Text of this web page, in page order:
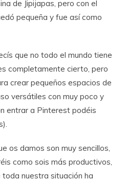
de Jipijapas, pero con el
pequeña y fue así como
que no todo el mundo tiene
completamente cierto, pero
crear pequeños espacios de
versátiles con muy poco y
entrar a Pinterest podéis
os damos son muy sencillos,
como sois más productivos,
toda nuestra situación ha